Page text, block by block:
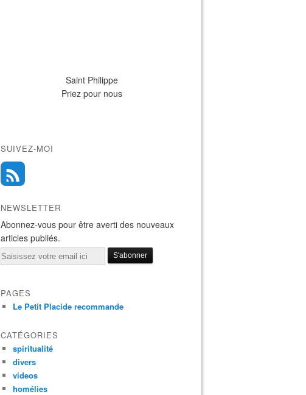
Saint Philippe
Priez pour nous
SUIVEZ-MOI
NEWSLETTER
Abonnez-vous pour être averti des nouveaux
articles publiés.
Email
PAGES
Le Petit Placide recommande
CATÉGORIES
spiritualité
divers
videos
homélies